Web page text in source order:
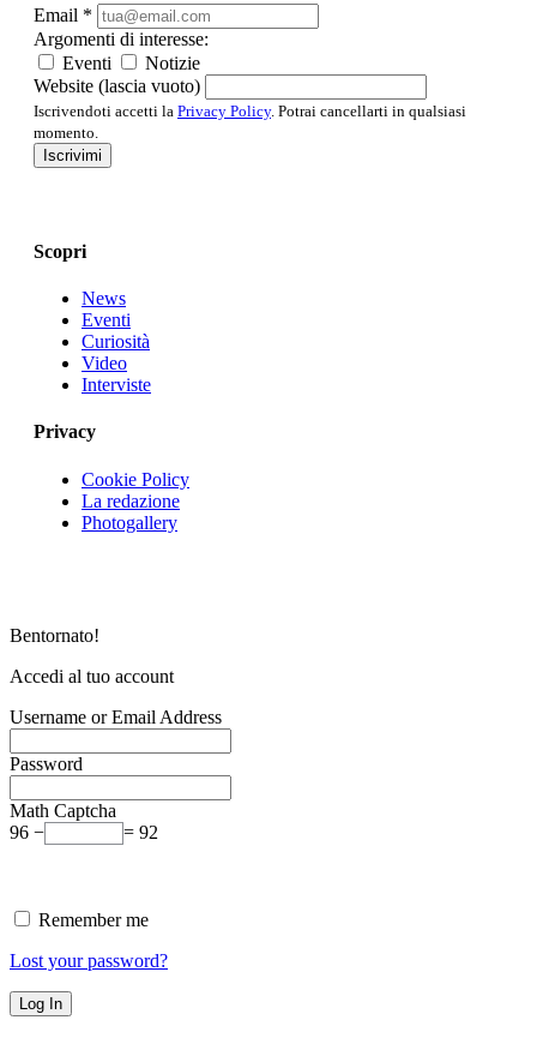
Email *
Argomenti di interesse:
Eventi
Notizie
Website (lascia vuoto)
Iscrivendoti accetti la Privacy Policy. Potrai cancellarti in qualsiasi
momento.
Iscrivimi
Scopri
News
Eventi
Curiosità
Video
Interviste
Privacy
Cookie Policy
La redazione
Photogallery
Bentornato!
Accedi al tuo account
Username or Email Address
Password
Math Captcha
96 −
= 92
Remember me
Lost your password?